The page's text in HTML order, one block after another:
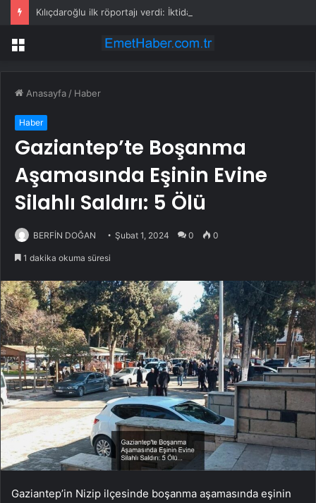
Menü
Anasayfa / Haber
Haber
Gaziantep’te Boşanma
Aşamasında Eşinin Evine
Silahlı Saldırı: 5 Ölü
BERFİN DOĞAN Şubat 1, 2024 0 0
1 dakika okuma süresi
Gaziantep’in Nizip ilçesinde boşanma aşamasında eşinin